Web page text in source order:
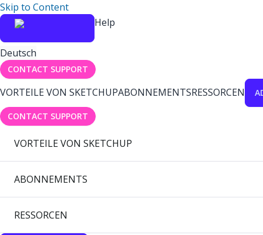
Skip to Content
Help
Deutsch
CONTACT SUPPORT
VORTEILE VON SKETCHUPABONNEMENTSRESSORCEN
CONTACT SUPPORT
VORTEILE VON SKETCHUP
ABONNEMENTS
RESSORCEN